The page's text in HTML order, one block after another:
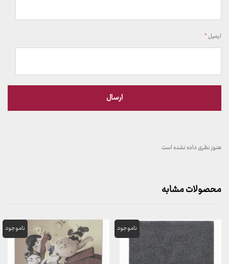
ایمیل*
هنوز نظری داده نشده است
محصولات مشابه